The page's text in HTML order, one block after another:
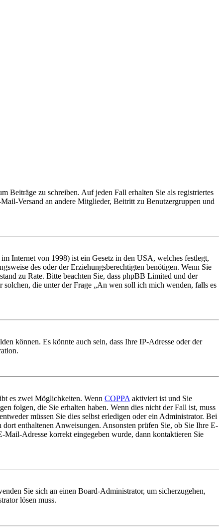
Beiträge zu schreiben. Auf jeden Fall erhalten Sie als registriertes
Versand an andere Mitglieder, Beitritt zu Benutzergruppen und
Internet von 1998) ist ein Gesetz in den USA, welches festlegt,
des oder der Erziehungsberechtigten benötigen. Wenn Sie
zu Rate. Bitte beachten Sie, dass phpBB Limited und der
die unter der Frage „An wen soll ich mich wenden, falls es
können. Es könnte auch sein, dass Ihre IP-Adresse oder der
es zwei Möglichkeiten. Wenn COPPA aktiviert ist und Sie
folgen, die Sie erhalten haben. Wenn dies nicht der Fall ist, muss
müssen Sie dies selbst erledigen oder ein Administrator. Bei
enthaltenen Anweisungen. Ansonsten prüfen Sie, ob Sie Ihre E-
Adresse korrekt eingegeben wurde, dann kontaktieren Sie
Sie sich an einen Board-Administrator, um sicherzugehen,
lösen muss.